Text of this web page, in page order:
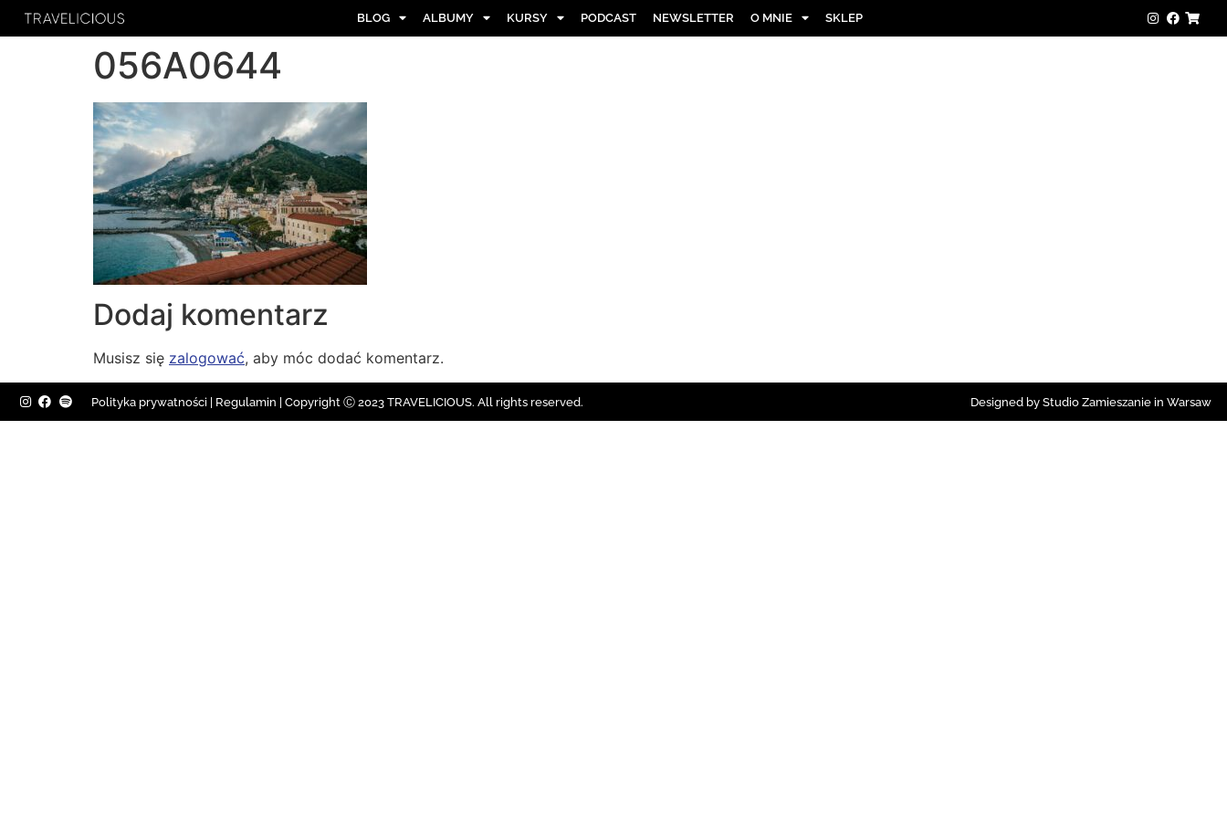
BLOG ALBUMY KURSY PODCAST NEWSLETTER O MNIE SKLEP
056A0644
Dodaj komentarz
Musisz się zalogować, aby móc dodać komentarz.
Polityka prywatności Regulamin | Copyright Ⓒ 2023 TRAVELICIOUS. All rights reserved. Designed by Studio Zamieszanie in Warsaw